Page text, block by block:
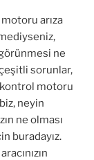
arıza
ne
sorunlar,
kontrol motoru
neyin
ne olması
buradayız.